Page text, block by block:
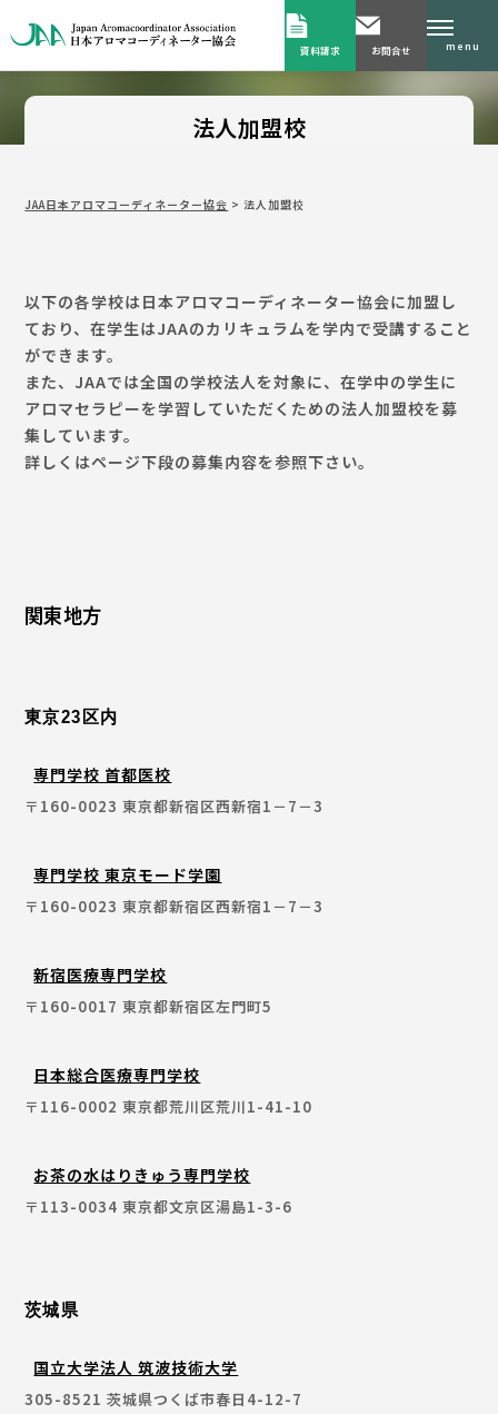
資料請求 お問合せ menu
法人加盟校
JAA日本アロマコーディネーター協会 >法人加盟校
以下の各学校は日本アロマコーディネーター協会に加盟し
ており、在学生はJAAのカリキュラムを学内で受講すること
ができます。
また、JAAでは全国の学校法人を対象に、在学中の学生に
アロマセラピーを学習していただくための法人加盟校を募
集しています。
詳しくはページ下段の募集内容を参照下さい。
関東地方
東京23区内
専門学校 首都医校
〒160-0023 東京都新宿区西新宿1－7－3
専門学校 東京モード学園
〒160-0023 東京都新宿区西新宿1－7－3
新宿医療専門学校
〒160-0017 東京都新宿区左門町5
日本総合医療専門学校
〒116-0002 東京都荒川区荒川1-41-10
お茶の水はりきゅう専門学校
〒113-0034 東京都文京区湯島1-3-6
茨城県
国立大学法人 筑波技術大学
305-8521 茨城県つくば市春日4-12-7